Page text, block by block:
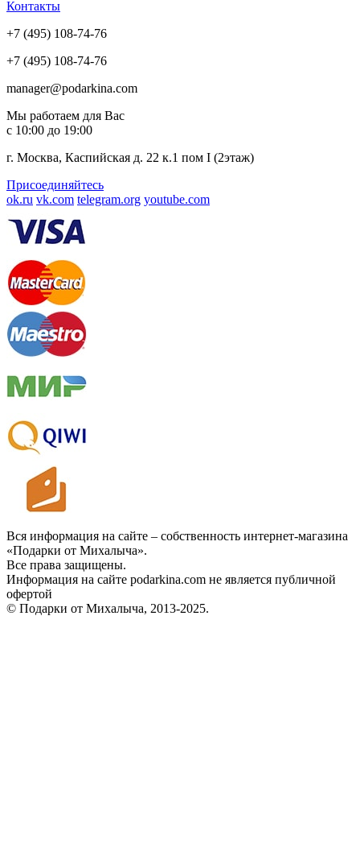
Контакты
+7 (495) 108-74-76
+7 (495) 108-74-76
manager@podarkina.com
Мы работаем для Вас
с 10:00 до 19:00
г. Москва, Каспийская д. 22 к.1 пом I (2этаж)
Присоединяйтесь
ok.ru vk.com telegram.org youtube.com
Вся информация на сайте – собственность интернет-магазина
«Подарки от Михалыча».
Все права защищены.
Информация на сайте podarkina.com не является публичной
офертой
© Подарки от Михалыча, 2013-2025.